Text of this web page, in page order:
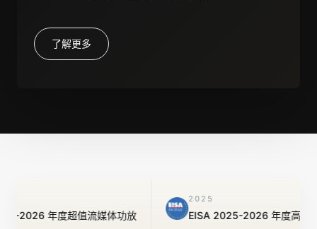
了解更多
年度超值流媒体功放
2025
EISA 2025-2026 年度高端流媒